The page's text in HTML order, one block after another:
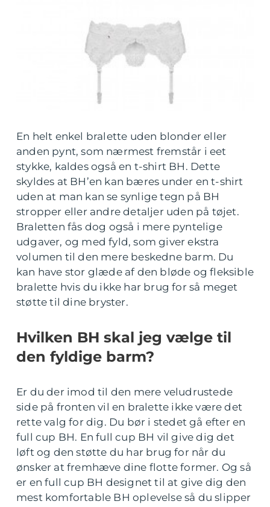
En helt enkel bralette uden blonder eller
anden pynt, som nærmest fremstår i eet
stykke, kaldes også en t-shirt BH. Dette
skyldes at BH’en kan bæres under en t-shirt
uden at man kan se synlige tegn på BH
stropper eller andre detaljer uden på tøjet.
Braletten fås dog også i mere pyntelige
udgaver, og med fyld, som giver ekstra
volumen til den mere beskedne barm. Du
kan have stor glæde af den bløde og fleksible
bralette hvis du ikke har brug for så meget
støtte til dine bryster.
Hvilken BH skal jeg vælge til
den fyldige barm?
Er du der imod til den mere veludrustede
side på fronten vil en bralette ikke være det
rette valg for dig. Du bør i stedet gå efter en
full cup BH. En full cup BH vil give dig det
løft og den støtte du har brug for når du
ønsker at fremhæve dine flotte former. Og så
er en full cup BH designet til at give dig den
mest komfortable BH oplevelse så du slipper